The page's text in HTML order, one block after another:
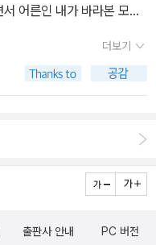
어른인 내가 바라본 모
실수로 까만 물감이 그림위
러서 흘러서,,앤디의 그림
렇게 있었는데그림은 점점
부터 엄마 아빠는 너를 사
면서 엄마가 너를 얼마나 사
지를 이야기하곤 한다그림
는지를 이야기하고 있다,,
더보기
출판사 안내 PC 버전